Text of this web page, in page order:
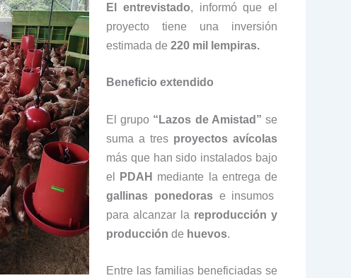
El entrevistado, informó que el
proyecto tiene una inversión
estimada de 220 mil lempiras.
Beneficio extendido
El grupo “Lazos de Amistad” se
suma a tres proyectos avícolas
más que han sido instalados bajo
el
PDAH
mediante la entrega de
gallinas ponedorase insumos
para alcanzar la reproducción y
producción de huevos.
Entre las familias beneficiadas se